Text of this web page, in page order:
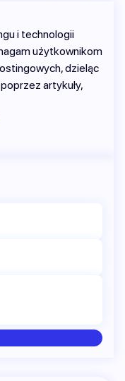
i technologii
użytkownikom
dzieląc
artykuły,